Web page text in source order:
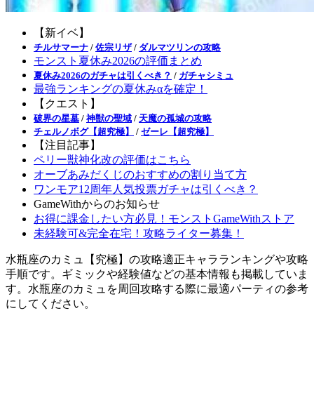
【新イベ】
チルサマーナ / 佐宗リザ/ ダルマツリンの攻略
モンスト夏休み2026の評価まとめ
夏休み2026のガチャは引くべき？ / ガチャシミュ
最強ランキングの夏休みαを確定！
【クエスト】
破界の星墓 / 神獣の聖域 / 天魔の孤城の攻略
チェルノボグ【超究極】
/ ゼーレ【超究極】
【注目記事】
ペリー獣神化改の評価はこちら
オーブあみだくじのおすすめの割り当て方
ワンモア12周年人気投票ガチャは引くべき？
GameWithからのお知らせ
お得に課金したい方必見！モンストGameWithストア
未経験可&完全在宅！攻略ライター募集！
水瓶座のカミュ【究極】の攻略適正キャラランキングや攻略
手順です。ギミックや経験値などの基本情報も掲載していま
す。水瓶座のカミュを周回攻略する際に最適パーティの参考
にしてください。